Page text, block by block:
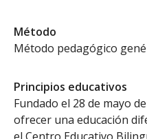
Método
Método pedagógico
Principios educativos
Fundado el 28 de mayo
ofrecer una educación